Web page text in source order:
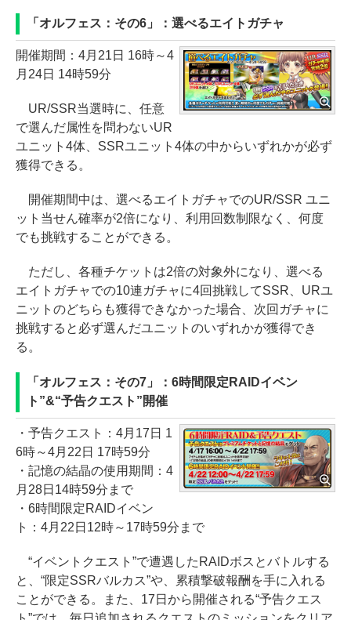
「オルフェス：その6」：選べるエイトガチャ
開催期間：4月21日 16時～4
月24日 14時59分
UR/SSR当選時に、任意
で選んだ属性を問わないUR
ユニット4体、SSRユニット4体の中からいずれかが必ず
獲得できる。
開催期間中は、選べるエイトガチャでのUR/SSR ユニ
ット当せん確率が2倍になり、利用回数制限なく、何度
でも挑戦することができる。
ただし、各種チケットは2倍の対象外になり、選べる
エイトガチャでの10連ガチャに4回挑戦してSSR、URユ
ニットのどちらも獲得できなかった場合、次回ガチャに
挑戦すると必ず選んだユニットのいずれかが獲得でき
る。
「オルフェス：その7」：6時間限定RAIDイベン
ト”&“予告クエスト”開催
・予告クエスト：4月17日 1
6時～4月22日 17時59分
・記憶の結晶の使用期間：4
月28日14時59分まで
・6時間限定RAIDイベン
ト：4月22日12時～17時59分まで
“イベントクエスト”で遭遇したRAIDボスとバトルする
と、“限定SSRバルカス”や、累積撃破報酬を手に入れる
ことができる。また、17日から開催される“予告クエス